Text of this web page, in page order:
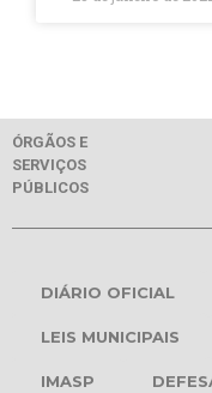
ÓRGÃOS E
SERVIÇOS
PÚBLICOS
DIÁRIO OFICIAL
LEIS MUNICIPAIS
IMASP